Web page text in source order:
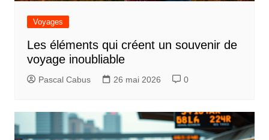
Voyages
Les éléments qui créent un souvenir de
voyage inoubliable
Pascal Cabus 26 mai 2026 0